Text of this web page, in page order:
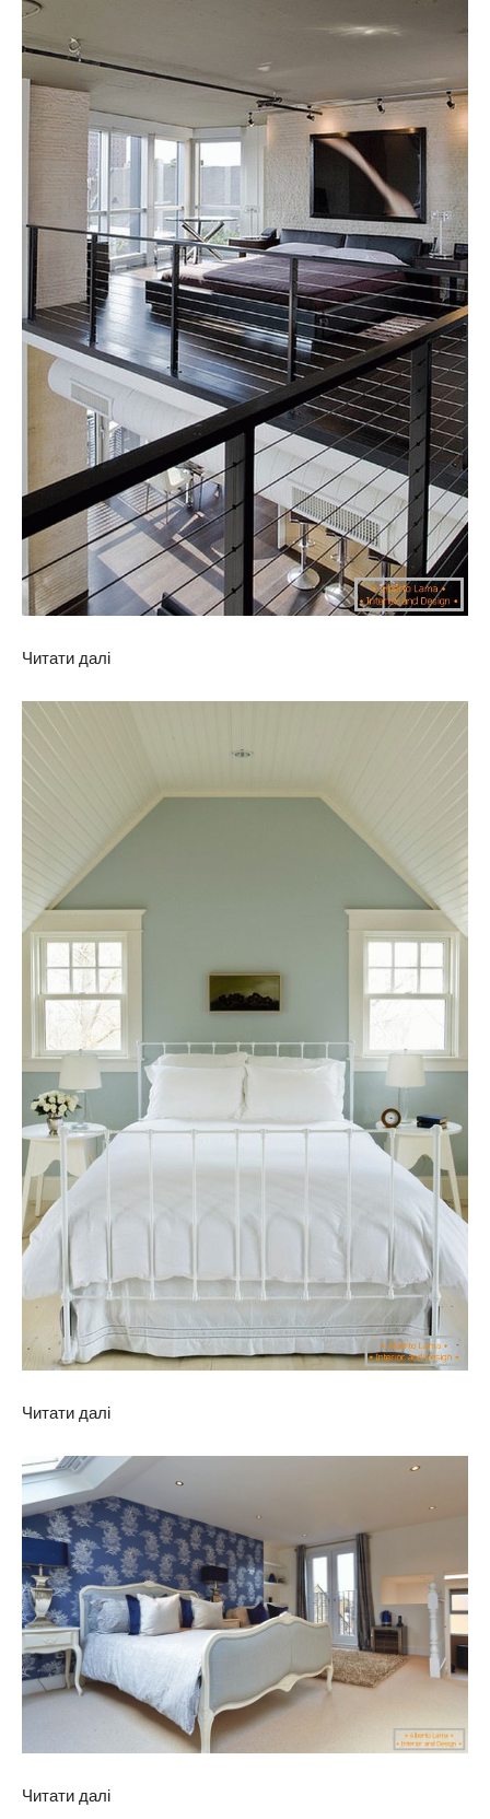
Читати далі
Читати далі
Читати далі